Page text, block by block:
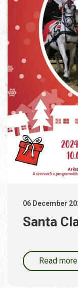
06 December
Santa
Read more